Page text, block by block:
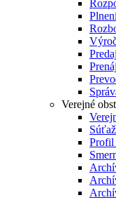
Verejné
Profil